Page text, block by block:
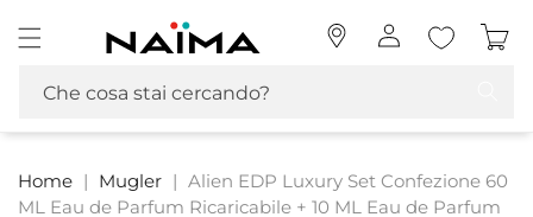
direttamente
ai contenuti
Accedi Carrello
Che cosa stai cercando?
Home | Mugler | Alien EDP Luxury Set Confezione 60
ML Eau de Parfum Ricaricabile + 10 ML Eau de Parfum